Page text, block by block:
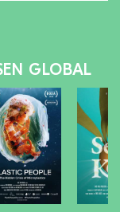
GLOBAL